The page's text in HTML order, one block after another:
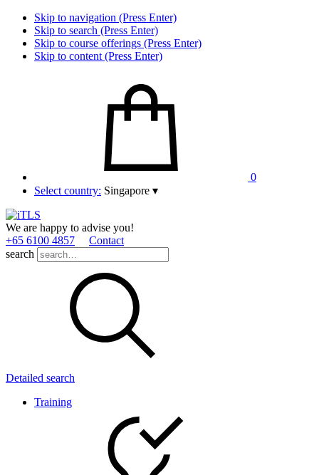
Skip to navigation (Press Enter)
Skip to search (Press Enter)
Skip to course offerings (Press Enter)
Skip to content (Press Enter)
0
Select country: Singapore ▾
We are happy to advise you!
+65 6100 4857
Contact
search
Detailed search
Training